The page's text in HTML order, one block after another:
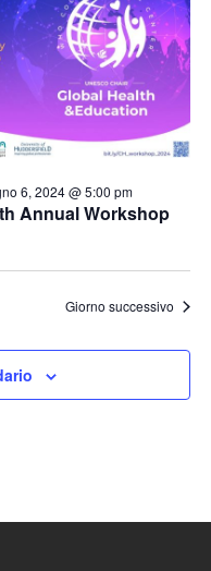
Annual Workshop
6, 2024 @ 5:00 pm
Giorno successivo